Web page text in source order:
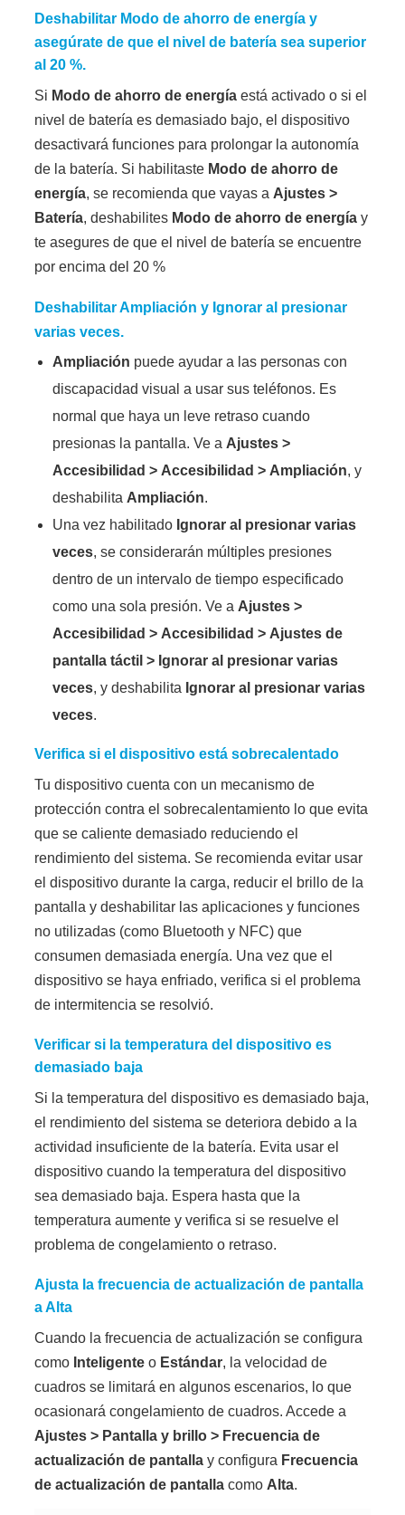
Deshabilitar Modo de ahorro de energía y
asegúrate de que el nivel de batería sea superior
al 20 %.
Si Modo de ahorro de energía está activado o si el
nivel de batería es demasiado bajo, el dispositivo
desactivará funciones para prolongar la autonomía
de la batería. Si habilitaste Modo de ahorro de
energía, se recomienda que vayas a Ajustes >
Batería, deshabilites Modo de ahorro de energía y
te asegures de que el nivel de batería se encuentre
por encima del 20 %
DeshabilitarAmpliación y Ignorar al presionar
varias veces.
Ampliación puede ayudar a las personas con
discapacidad visual a usar sus teléfonos. Es
normal que haya un leve retraso cuando
presionas la pantalla. Ve a Ajustes >
Accesibilidad > Accesibilidad > Ampliación, y
deshabilita Ampliación.
Una vez habilitado Ignorar al presionar varias
veces, se considerarán múltiples presiones
dentro de un intervalo de tiempo especificado
como una sola presión. Ve a Ajustes >
Accesibilidad > Accesibilidad > Ajustes de
pantalla táctil > Ignorar al presionar varias
veces, y deshabilita Ignorar al presionar varias
veces.
Verifica si el dispositivo está sobrecalentado
Tu dispositivo cuenta con un mecanismo de
protección contra el sobrecalentamiento lo que evita
que se caliente demasiado reduciendo el
rendimiento del sistema. Se recomienda evitar usar
el dispositivo durante la carga, reducir el brillo de la
pantalla y deshabilitar las aplicaciones y funciones
no utilizadas (como Bluetooth y NFC) que
consumen demasiada energía. Una vez que el
dispositivo se haya enfriado, verifica si el problema
de intermitencia se resolvió.
Verificar si la temperatura del dispositivo es
demasiado baja
Si la temperatura del dispositivo es demasiado baja,
el rendimiento del sistema se deteriora debido a la
actividad insuficiente de la batería. Evita usar el
dispositivo cuando la temperatura del dispositivo
sea demasiado baja. Espera hasta que la
temperatura aumente y verifica si se resuelve el
problema de congelamiento o retraso.
Ajusta la frecuencia de actualización de pantalla
a Alta
Cuando la frecuencia de actualización se configura
como Inteligente o Estándar, la velocidad de
cuadros se limitará en algunos escenarios, lo que
ocasionará congelamiento de cuadros. Accede a
Ajustes > Pantalla y brillo > Frecuencia de
actualización de pantalla y configura Frecuencia
de actualización de pantalla como Alta.